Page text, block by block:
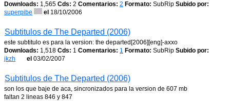
Downloads: 1,565 Cds: 2 Comentarios: 2 Formato: SubRip Subido por:
superpibe
el 18/10/2006
Subtitulos de The Departed (2006)
este subtitulo es para la version: the departed[2006][eng]-axxo
Downloads: 1,518 Cds: 1 Comentarios: 1 Formato: SubRip Subido por:
jkzh
el 03/02/2007
Subtitulos de The Departed (2006)
son los que baje de aca, sincronizados para la version de 607 mb
faltan 2 lineas 846 y 847